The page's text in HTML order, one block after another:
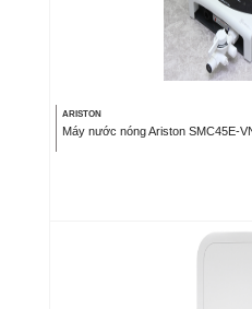
ARISTON
Máy nước nóng Ariston SMC45E-